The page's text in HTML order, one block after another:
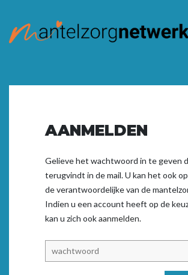
AANMELDEN
Gelieve het wachtwoord in te geven
terugvindt in de mail. U kan het ook
de verantwoordelijke van de
Indien u een account heeft op de
kan u zich ookaanmelden.